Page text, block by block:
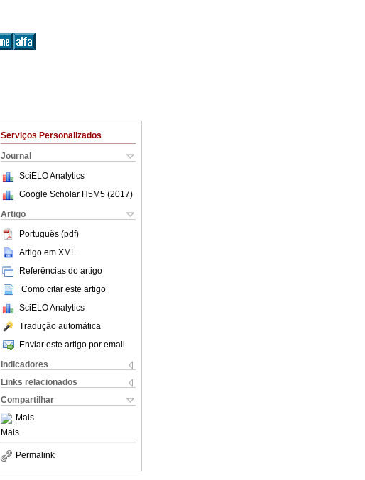
Serviços Personalizados
Journal
SciELO Analytics
Google Scholar H5M5 (2017)
Artigo
Português (pdf)
Artigo em XML
Referências do artigo
Como citar este artigo
SciELO Analytics
Tradução automática
Enviar este artigo por email
Indicadores
Links relacionados
Compartilhar
Mais
Mais
Permalink